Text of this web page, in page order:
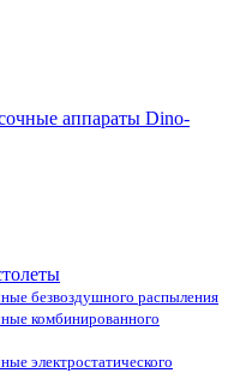
аппараты Dino-
безвоздушного распыления
комбинированного
электростатического